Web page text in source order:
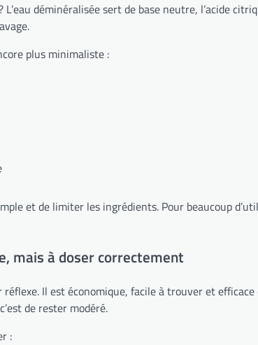
déminéralisée sert de base neutre, l’acide
plus minimaliste :
et de limiter les ingrédients. Pour beaucoup
mais à doser correctement
Il est économique, facile à trouver et
de rester modéré.
: